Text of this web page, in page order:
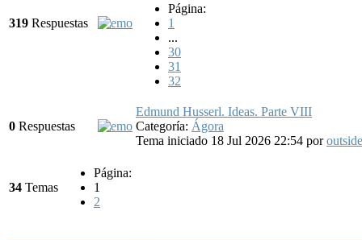
319 Respuestas
Página:
1
...
30
31
32
0 Respuestas
Edmund Husserl. Ideas. Parte VIII
Categoría: Ágora
Tema iniciado 18 Jul 2026 22:54 por
34 Temas
Página:
1
2